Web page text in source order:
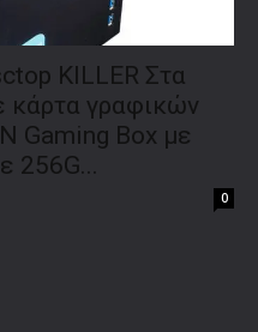
KILLER Στα
γραφικών
Gaming Box με
256G...
0